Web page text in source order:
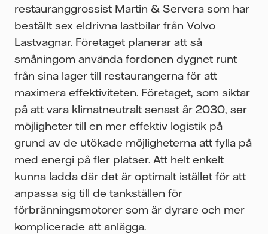
restauranggrossist Martin & Servera som har
beställt sex eldrivna lastbilar från Volvo
Lastvagnar. Företaget planerar att så
småningom använda fordonen dygnet runt
från sina lager till restaurangerna för att
maximera effektiviteten. Företaget, som siktar
på att vara klimatneutralt senast år 2030, ser
möjligheter till en mer effektiv logistik på
grund av de utökade möjligheterna att fylla på
med energi på fler platser. Att helt enkelt
kunna ladda där det är optimalt istället för att
anpassa sig till de tankställen för
förbränningsmotorer som är dyrare och mer
komplicerade att anlägga.